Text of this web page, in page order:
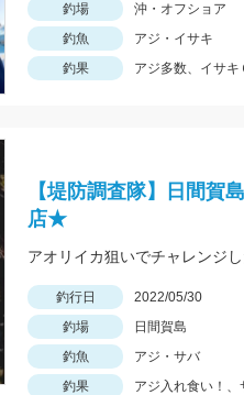
釣場
沖・オフショア
釣魚
アジ・イサキ
釣果
アジ多数、イサキ
【堤防調査隊】日間賀
店★
釣行日 2022/05/30
釣場
日間賀島
釣魚
アジ・サバ
釣果
アジ入れ食い！、